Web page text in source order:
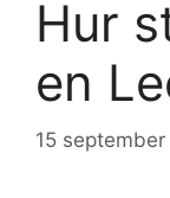
Hur
en
15